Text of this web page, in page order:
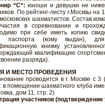
“С“: юноши и девушки не
По рейтинг-листу г.Москвы на
шахматистов. Состав
в соревновании и
при себе иметь копию
паспорта (кому выдан), для
книжку
квалификацию
разряда).
И МЕСТО ПРОВЕДЕНИЯ
проводится в г. Москве с
в помещении шахматного клуба
дом 11, стр. 2)
участников